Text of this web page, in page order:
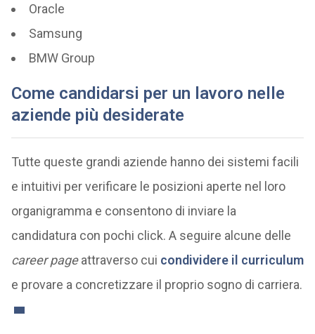
Oracle
Samsung
BMW Group
Come candidarsi per un lavoro nelle
aziende più desiderate
Tutte queste grandi aziende hanno dei sistemi facili
e intuitivi per verificare le posizioni aperte nel loro
organigramma e consentono di inviare la
candidatura con pochi click. A seguire alcune delle
career pageattraverso cui condividere il curriculum
e provare a concretizzare il proprio sogno di carriera.